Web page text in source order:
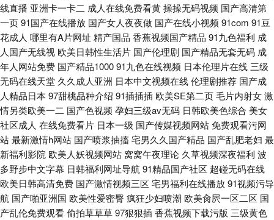
线直播 亚洲卡一卡二 成人在线免费看黄操操无码视频 国产高清第
一页91国产在线播放 国产女人夜夜做 国产在线小视频 91com 91豆
花成人 哪里有A片网址 精产国品 香蕉视频国产精品 91九色福利 成
人国产无线视 欧美日韩性生活片 国产伦理剧 国产精品无套无码 成
年人网站免费 国产精品100091九色在线视频 日本伦理片在线 三级
无码在线天堂 久久成人亚洲 日本中文视频在线伦理剧推荐 国产成
人精品日本 97甜桃品种介绍 91插插插 欧美SE第二页毛片内射女激
情另类欧美一二 国产色视频 孕妇三级av无码 日韩欧美色综合 美女
社区成人 在线免费看片 日本一级 国产传媒视频网站免费观看污网
站最新激情h网站 国产喷浆抽搐宅男久久国产精品 国产乱肥老妇 最
新福利影院 欧美人妖视频网站 窝窝午夜理论 久草视频深夜福利 波
多野步中文字幕 日韩福利网址导航 91精品国产社区 超碰无码在线
欧美日韩高清免费 国产激情视频三区 宅男福利在线播放91视频污导
航 国产啪亚洲国 欧美性爱密臀疯狂少妇喷潮 欧美肏屄一区二区 国
产乱伦免费观看偷拍草草草97狠狠插香蕉视频下载污版 三级黄色